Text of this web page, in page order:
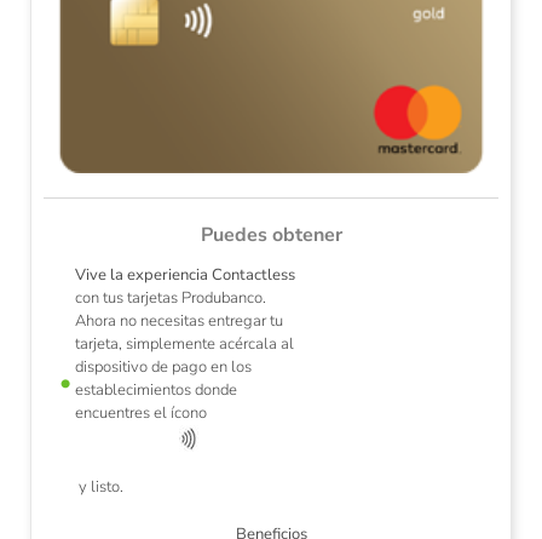
Puedes obtener
Vive la experiencia Contactless
con tus tarjetas Produbanco.
Ahora no necesitas entregar tu
tarjeta, simplemente acércala al
dispositivo de pago en los
establecimientos donde
encuentres el ícono
y listo.
Beneficios